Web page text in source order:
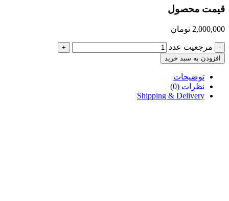
قیمت محصول
2,000,000 تومان
- مرجعیت عدد
+
افزودن به سبد خرید
توضیحات
نظرات (0)
Shipping & Delivery